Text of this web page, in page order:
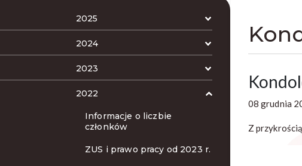
2025
2024
2023
2022
Informacje o liczbie
członków
ZUS i prawo pracy od 2023 r.
08 grudnia
Z